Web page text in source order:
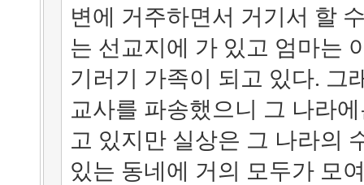
변에 거주하면서 거기서 할
는 선교지에 가 있고 엄마는
기러기 가족이 되고 있다. 그
교사를 파송했으니 그 나라
고 있지만 실상은 그 나라의
있는 동네에 거의 모두가 모